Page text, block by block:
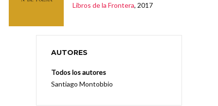
Libros de la Frontera, 2017
AUTORES
Todos los autores
Santiago Montobbio